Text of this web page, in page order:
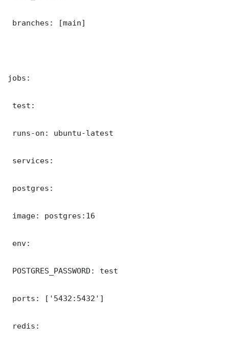
branches: [main]
jobs:
test:
runs-on: ubuntu-latest
services:
postgres:
image: postgres:16
env:
POSTGRES_PASSWORD: test
ports: ['5432:5432']
redis: